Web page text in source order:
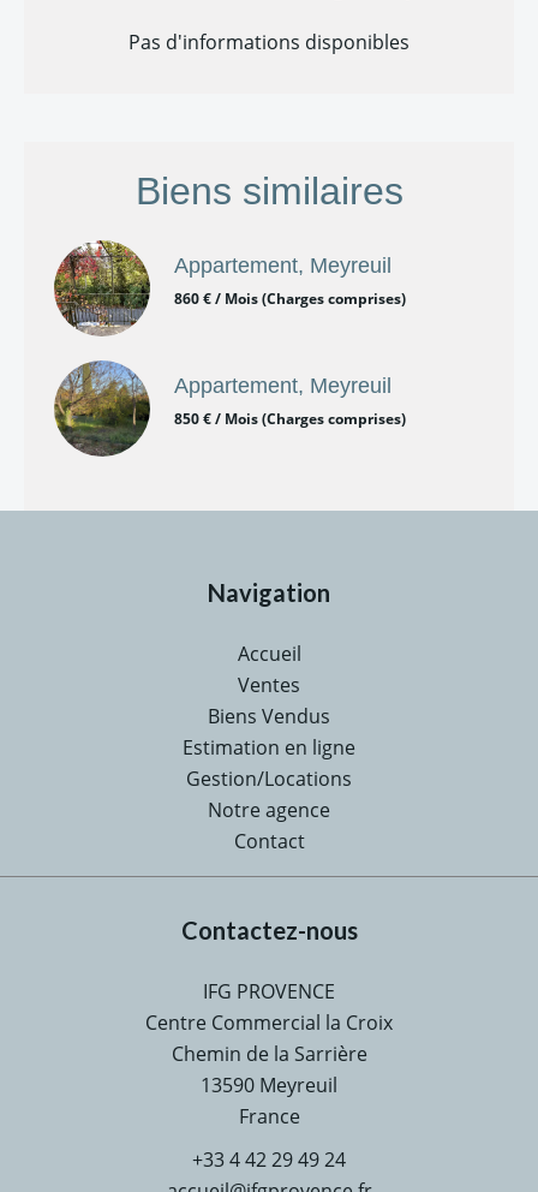
Pas d'informations disponibles
Biens similaires
Appartement, Meyreuil
860 € / Mois (Charges comprises)
Appartement, Meyreuil
850 € / Mois (Charges comprises)
Navigation
Accueil
Ventes
Biens Vendus
Estimation en ligne
Gestion/Locations
Notre agence
Contact
Contactez-nous
IFG PROVENCE
Centre Commercial la Croix
Chemin de la Sarrière
13590 Meyreuil
France
+33 4 42 29 49 24